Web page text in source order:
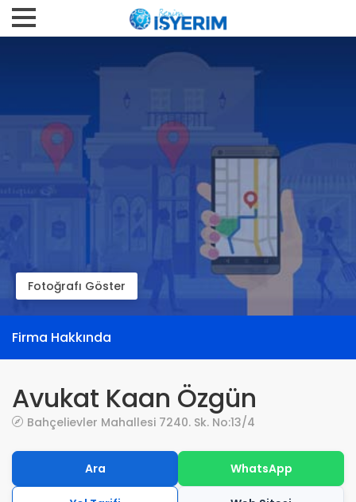
Fotoğrafı Göster
Firma Hakkında
Avukat Kaan Özgün
Bahçelievler Mahallesi 7240. Sk. No:13/4
Ara WhatsApp